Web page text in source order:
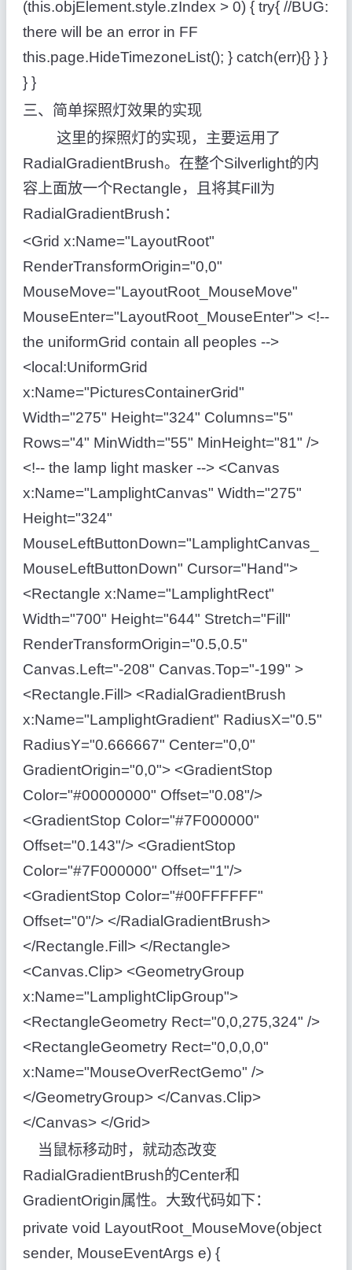
(this.objElement.style.zIndex > 0) { try{ //BUG:
there will be an error in FF
this.page.HideTimezoneList(); } catch(err){} } }
} }
三、简单探照灯效果的实现
这里的探照灯的实现，主要运用了
RadialGradientBrush。在整个Silverlight的内
容上面放一个Rectangle，且将其Fill为
RadialGradientBrush：
<Grid x:Name="LayoutRoot"
RenderTransformOrigin="0,0"
MouseMove="LayoutRoot_MouseMove"
MouseEnter="LayoutRoot_MouseEnter"> <!--
the uniformGrid contain all peoples -->
<local:UniformGrid
x:Name="PicturesContainerGrid"
Width="275" Height="324" Columns="5"
Rows="4" MinWidth="55" MinHeight="81" />
<!-- the lamp light masker --> <Canvas
x:Name="LamplightCanvas" Width="275"
Height="324"
MouseLeftButtonDown="LamplightCanvas_
MouseLeftButtonDown" Cursor="Hand">
<Rectangle x:Name="LamplightRect"
Width="700" Height="644" Stretch="Fill"
RenderTransformOrigin="0.5,0.5"
Canvas.Left="-208" Canvas.Top="-199" >
<Rectangle.Fill> <RadialGradientBrush
x:Name="LamplightGradient" RadiusX="0.5"
RadiusY="0.666667" Center="0,0"
GradientOrigin="0,0"> <GradientStop
Color="#00000000" Offset="0.08"/>
<GradientStop Color="#7F000000"
Offset="0.143"/> <GradientStop
Color="#7F000000" Offset="1"/>
<GradientStop Color="#00FFFFFF"
Offset="0"/> </RadialGradientBrush>
</Rectangle.Fill> </Rectangle>
<Canvas.Clip> <GeometryGroup
x:Name="LamplightClipGroup">
<RectangleGeometry Rect="0,0,275,324" />
<RectangleGeometry Rect="0,0,0,0"
x:Name="MouseOverRectGemo" />
</GeometryGroup> </Canvas.Clip>
</Canvas> </Grid>
当鼠标移动时，就动态改变
RadialGradientBrush的Center和
GradientOrigin属性。大致代码如下：
private void LayoutRoot_MouseMove(object
sender, MouseEventArgs e) {